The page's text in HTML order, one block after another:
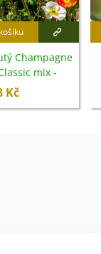
Champagne
mix -
- semena
Kč